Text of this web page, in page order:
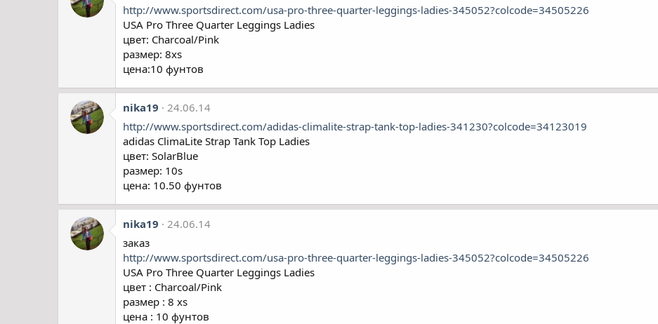
http://www.sportsdirect.com/usa-pro-three-quarter-leggings-ladies-345052?colcode=34505226
USA Pro Three Quarter Leggings Ladies
цвет: Charcoal/Pink
размер: 8xs
цена:10 фунтов
nika19
24.06.14
http://www.sportsdirect.com/adidas-climalite-strap-tank-top-ladies-341230?colcode=34123019
adidas ClimaLite Strap Tank Top Ladies
цвет: SolarBlue
размер: 10s
цена: 10.50 фунтов
nika19
24.06.14
заказ
http://www.sportsdirect.com/usa-pro-three-quarter-leggings-ladies-345052?colcode=34505226
USA Pro Three Quarter Leggings Ladies
цвет : Charcoal/Pink
размер : 8 xs
цена : 10 фунтов